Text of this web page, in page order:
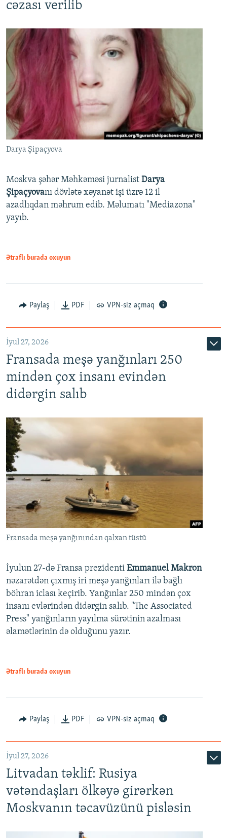
cəzası verilib
Darya Şipaçyova
Moskva şəhər Məhkəməsi jurnalist Darya
Şipaçyovanı dövlətə xəyanət işi üzrə 12 il
azadlıqdan məhrum edib. Məlumatı "Mediazona"
yayıb.
Ətraflı burada oxuyun
Paylaş PDF VPN-siz açmaq
İyul 27, 2026
Fransada meşə yanğınları 250
mindən çox insanı evindən
didərgin salıb
Fransada meşə yanğınından qalxan tüstü
İyulun 27-də Fransa prezidenti Emmanuel Makron
nəzarətdən çıxmış iri meşə yanğınları ilə bağlı
böhran iclası keçirib. Yanğınlar 250 mindən çox
insanı evlərindən didərgin salıb. "The Associated
Press" yanğınların yayılma sürətinin azalması
əlamətlərinin də olduğunu yazır.
Ətraflı burada oxuyun
Paylaş PDF VPN-siz açmaq
İyul 27, 2026
Litvadan təklif: Rusiya
vətəndaşları ölkəyə girərkən
Moskvanın təcavüzünü pisləsin